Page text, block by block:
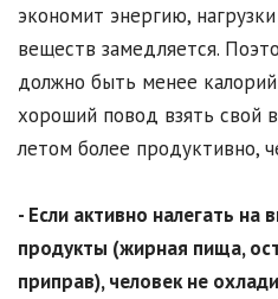
экономит энергию,
веществ замедляется.
должно быть менее
хороший повод взять свой
летом более продуктивно,
- Если активно налегать на
продукты (жирная пища,
приправ), человек не